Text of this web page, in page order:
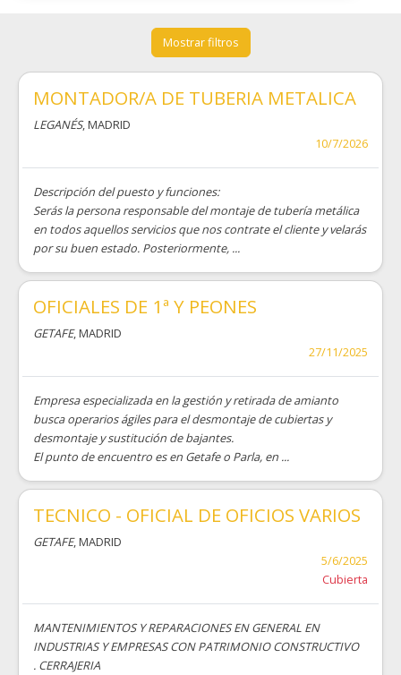
Mostrar filtros
MONTADOR/A DE TUBERIA METALICA
LEGANÉS, MADRID
10/7/2026
Descripción del puesto y funciones:
Serás la persona responsable del montaje de tubería metálica
en todos aquellos servicios que nos contrate el cliente y velarás
por su buen estado. Posteriormente, ...
OFICIALES DE 1ª Y PEONES
GETAFE, MADRID
27/11/2025
Empresa especializada en la gestión y retirada de amianto
busca operarios ágiles para el desmontaje de cubiertas y
desmontaje y sustitución de bajantes.
El punto de encuentro es en Getafe o Parla, en ...
TECNICO - OFICIAL DE OFICIOS VARIOS
GETAFE, MADRID
5/6/2025
Cubierta
MANTENIMIENTOS Y REPARACIONES EN GENERAL EN
INDUSTRIAS Y EMPRESAS CON PATRIMONIO CONSTRUCTIVO
. CERRAJERIA